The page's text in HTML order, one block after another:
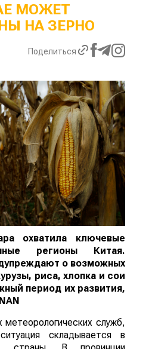
МОЖЕТ
НА ЗЕРНО
Поделиться
охватила ключевые
регионы Китая.
о возможных
риса, хлопка и сои
период их развития,
NAN
служб,
складывается в